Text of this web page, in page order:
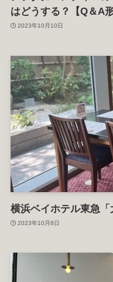
はどうする？【Q＆A
2023年10月10日
横浜ベイホテル東急
2023年10月8日